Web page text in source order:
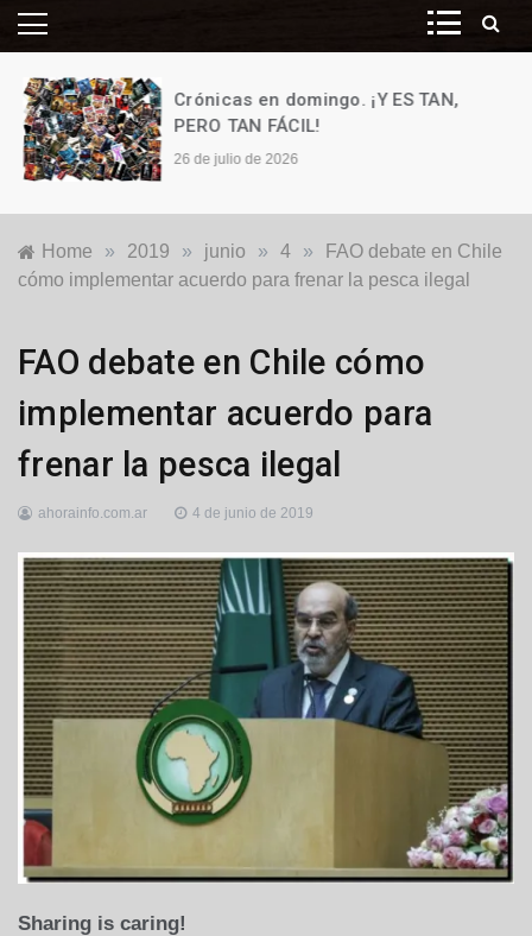
Crónicas en domingo. ¡Y ES TAN,
PERO TAN FÁCIL!
26 de julio de 2026
Home » 2019 » junio » 4 »
FAO debate en Chile
cómo implementar acuerdo para frenar la pesca ilegal
Internacionales
FAO debate en Chile cómo
implementar acuerdo para
frenar la pesca ilegal
ahorainfo.com.ar 4 de junio de 2019
Sharing is caring!